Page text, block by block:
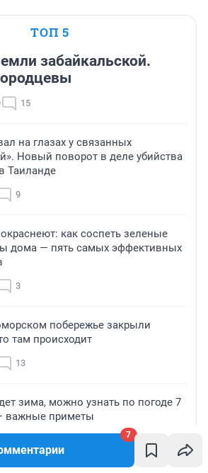
7
ТОП 5
забайкальской.
15
на глазах у связанных
Новый поворот в деле убийства
Таиланде
9
как соспеть зеленые
дома — пять самых эффективных
3
побережье закрыли
там происходит
13
зима, можно узнать по погоде 7
важные приметы